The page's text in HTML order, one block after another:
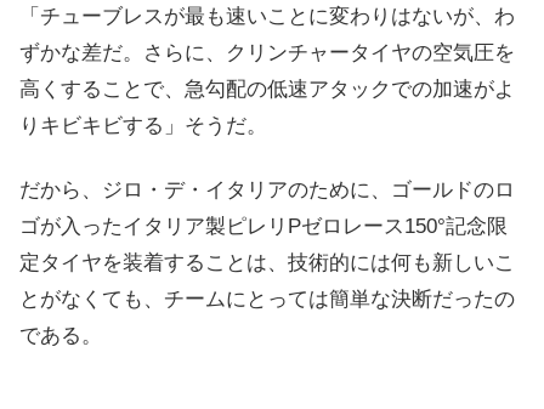
「チューブレスが最も速いことに変わりはないが、わ
ずかな差だ。さらに、クリンチャータイヤの空気圧を
高くすることで、急勾配の低速アタックでの加速がよ
りキビキビする」そうだ。
だから、ジロ・デ・イタリアのために、ゴールドのロ
ゴが入ったイタリア製ピレリPゼロレース150°記念限
定タイヤを装着することは、技術的には何も新しいこ
とがなくても、チームにとっては簡単な決断だったの
である。